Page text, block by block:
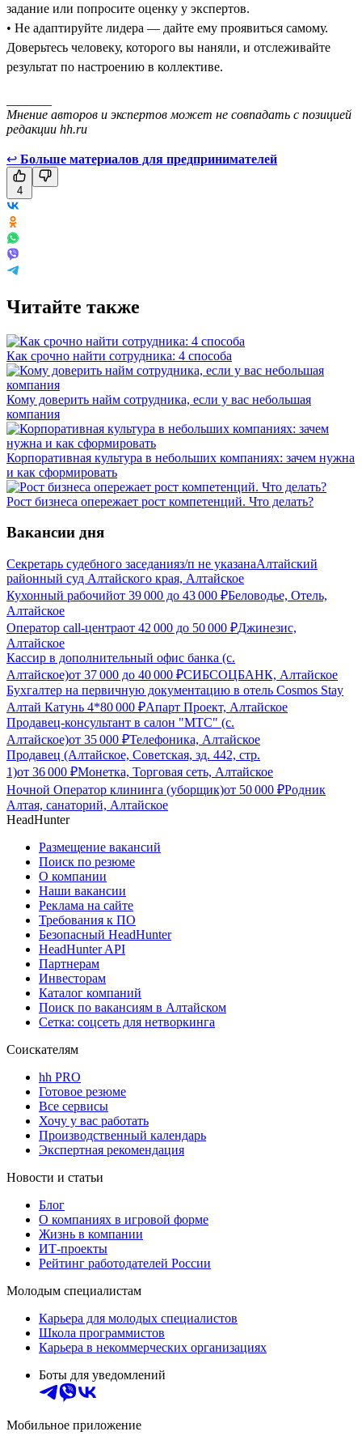
задание или попросите оценку у экспертов.
• Не адаптируйте лидера — дайте ему проявиться самому.
Доверьтесь человеку, которого вы наняли, и отслеживайте
результат по настроению в коллективе.
Мнение авторов и экспертов может не совпадать с позицией
редакции hh.ru
↩ Больше материалов для предпринимателей
4
Читайте также
Как срочно найти сотрудника: 4 способа
Кому доверить найм сотрудника, если у вас небольшая
компания
Корпоративная культура в небольших компаниях: зачем нужна
и как сформировать
Рост бизнеса опережает рост компетенций. Что делать?
Вакансии дня
Секретарь судебного заседанияз/п не указанаАлтайский
районный суд Алтайского края, Алтайское
Кухонный рабочийот 39 000 до 43 000 ₽Беловодье, Отель,
Алтайское
Оператор call-центраот 42 000 до 50 000 ₽Джинезис,
Алтайское
Кассир в дополнительный офис банка (с.
Алтайское)от 37 000 до 40 000 ₽СИБСОЦБАНК, Алтайское
Бухгалтер на первичную документацию в отель Cosmos Stay
Алтай Катунь 4*80 000 ₽Апарт Проект, Алтайское
Продавец-консультант в салон "МТС" (с.
Алтайское)от 35 000 ₽Телефоника, Алтайское
Продавец (Алтайское, Советская, зд. 442, стр.
1)от 36 000 ₽Монетка, Торговая сеть, Алтайское
Ночной Оператор клининга (уборщик)от 50 000 ₽Родник
Алтая, санаторий, Алтайское
HeadHunter
Размещение вакансий
Поиск по резюме
О компании
Наши вакансии
Реклама на сайте
Требования к ПО
Безопасный HeadHunter
HeadHunter API
Партнерам
Инвесторам
Каталог компаний
Поиск по вакансиям в Алтайском
Сетка: соцсеть для нетворкинга
Соискателям
hh PRO
Готовое резюме
Все сервисы
Хочу у вас работать
Производственный календарь
Экспертная рекомендация
Новости и статьи
Блог
О компаниях в игровой форме
Жизнь в компании
ИТ-проекты
Рейтинг работодателей России
Молодым специалистам
Карьера для молодых специалистов
Школа программистов
Карьера в некоммерческих организациях
Боты для уведомлений
Мобильное приложение